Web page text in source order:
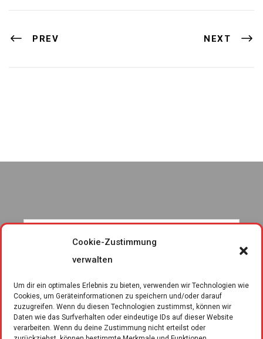
Cookie-Zustimmung
verwalten
Um dir ein optimales Erlebnis zu bieten, verwenden wir Technologien wie
Cookies, um Geräteinformationen zu speichern und/oder darauf
zuzugreifen. Wenn du diesen Technologien zustimmst, können wir
Daten wie das Surfverhalten oder eindeutige IDs auf dieser Website
verarbeiten. Wenn du deine Zustimmung nicht erteilst oder
PREV NEXT